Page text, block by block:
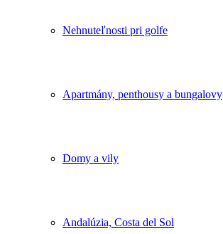
Nehnuteľnosti pri golfe
Apartmány, penthousy a bungalovy
Domy a vily
Andalúzia, Costa del Sol